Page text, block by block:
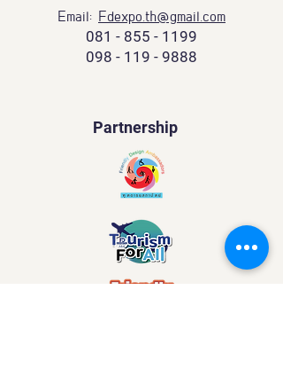
Email: Fdexpo.th@gmail.com
081 - 855 - 1199
098 - 119 - 9888
Partnership